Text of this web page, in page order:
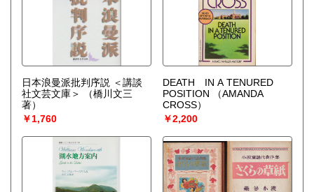
日本浪曼派批判序説 ＜講談
社文芸文庫＞
（橋川文三
著）
￥1,760
DEATH IN A TENURED
POSITION
（AMANDA
CROSS）
￥2,200